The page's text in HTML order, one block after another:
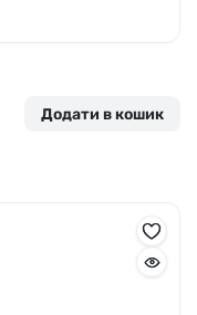
Додати в кошик